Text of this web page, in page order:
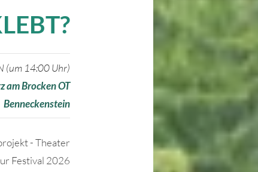
(um 14:00 Uhr)
am Brocken OT
Benneckenstein
- Theater
Festival 2026